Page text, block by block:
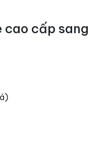
cao cấp sang